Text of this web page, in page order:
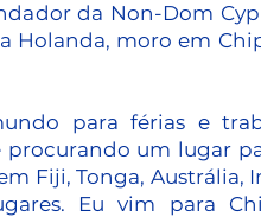
da Non-Dom
Holanda, moro em
para férias e
procurando um lugar
Fiji, Tonga, Austrália,
Eu vim para